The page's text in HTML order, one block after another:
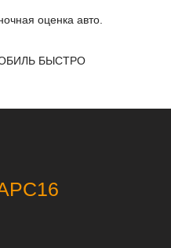
оценка авто.
БЫСТРО